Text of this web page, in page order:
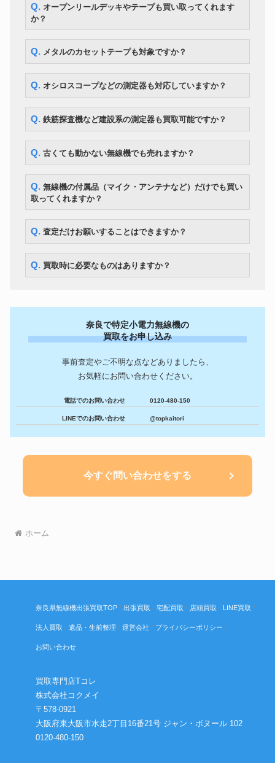
Q. オープンリールデッキやテープも買い取ってくれます
か？
Q. メタルのカセットテープも対象ですか？
Q. オシロスコープなどの測定器も対応していますか？
Q. 鉄筋探査機など建設系の測定器も買取可能ですか？
Q. 古くても動かない無線機でも売れますか？
Q. 無線機の付属品（マイク・アンテナなど）だけでも買い
取ってくれますか？
Q. 査定だけお願いすることはできますか？
Q. 買取時に必要なものはありますか？
奈良で特定小電力無線機の
買取をお申し込み
事前査定やご不明な点などありましたら、
お気軽にお問い合わせください。
電話でのお問い合わせ 0120-480-150
LINEでのお問い合わせ @topkaitori
今すぐ問い合わせをする
ホーム
奈良県無線機出張買取TOP 出張買取 宅配買取 店頭買取 LINE買取
法人買取 遺品・生前整理 運営会社 プライバシーポリシー
お問い合わせ
買取専門店Tコレ
株式会社コクメイ
〒578-0921
大阪府東大阪市水走2丁目16番21号 ジャン・ボヌール 102
0120-480-150